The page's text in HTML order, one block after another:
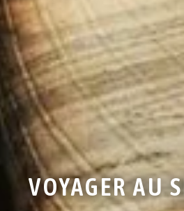
VOYAGER AU